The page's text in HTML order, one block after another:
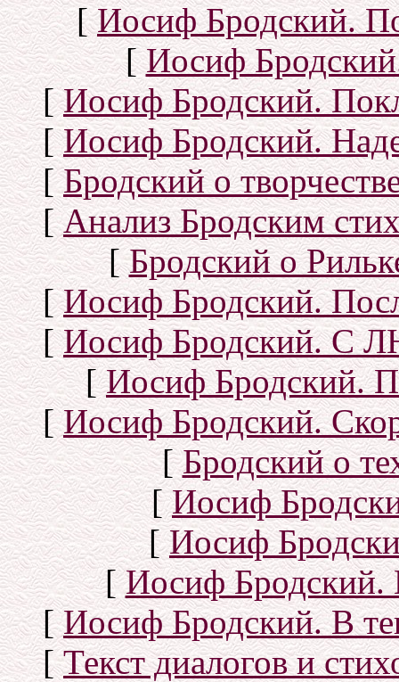
[Иосиф Бродский.
[Иосиф
[Иосиф Бродский.
[Иосиф Бродский.
[Бродский о
[Анализ Бродским
[Бродский о
[Иосиф Бродский.
[Иосиф Бродский. С
[Иосиф Бродский.
[Иосиф Бродский.
[Бродский о
[Иосиф
[Иосиф
[Иосиф Бродский.
[Иосиф Бродский. В
[Текст диалогов и